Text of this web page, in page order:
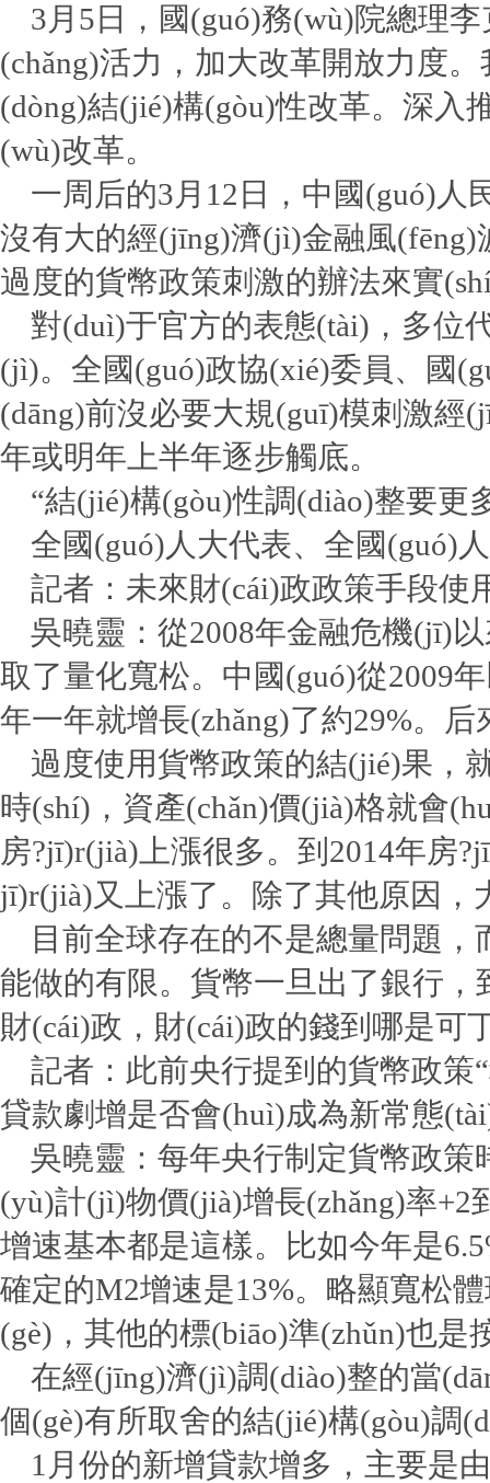
3月5日，國(guó)務(wù)院總理
(chǎng)活力，加大改革開放力度
(dòng)結(jié)構(gòu)性改革。深入
(wù)改革。
一周后的3月12日，中國(guó)人
沒有大的經(jīng)濟(jì)金融風
過度的貨幣政策刺激的辦法來實
對(duì)于官方的表態(tài)，多位
(jì)。全國(guó)政協(xié)委員、國
(dāng)前沒必要大規(guī)模刺激
年或明年上半年逐步觸底。
“結(jié)構(gòu)性調(diào)整要更
全國(guó)人大代表、全國(guó)
記者：未來財(cái)政政策手段使
吳曉靈：從2008年金融危機(jī)
取了量化寬松。中國(guó)從2009
年一年就增長(zhǎng)了約29%。
過度使用貨幣政策的結(jié)果，
時(shí)，資產(chǎn)價(jià)格就會
房?jī)r(jià)上漲很多。到2014年房
jī)r(jià)又上漲了。除了其他原因，
目前全球存在的不是總量問題，
能做的有限。貨幣一旦出了銀行
財(cái)政，財(cái)政的錢到哪是可
記者：此前央行提到的貨幣政策
貸款劇增是否會(huì)成為新常態
吳曉靈：每年央行制定貨幣政策
(yù)計(jì)物價(jià)增長(zhǎng)率
增速基本都是這樣。比如今年是
確定的M2增速是13%。略顯寬松
(gè)，其他的標(biāo)準(zhǔn)也是
在經(jīng)濟(jì)調(diào)整的當
個(gè)有所取舍的結(jié)構(gòu)調
1月份的新增貸款增多，主要是